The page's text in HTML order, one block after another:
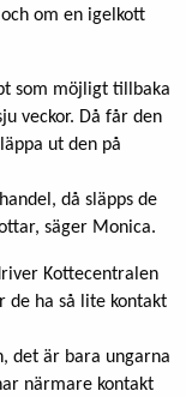
om en igelkott
som möjligt tillbaka
veckor. Då får den
ut den på
då släpps de
säger Monica.
Kottecentralen
de ha så lite kontakt
det är bara ungarna
närmare kontakt